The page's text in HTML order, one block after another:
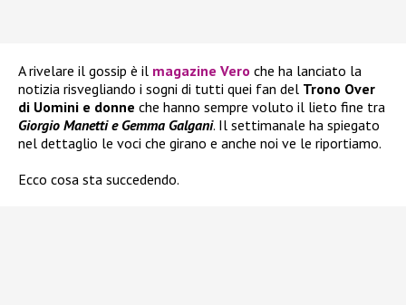
A rivelare il gossip è il magazine Vero che ha lanciato la
notizia risvegliando i sogni di tutti quei fan del Trono Over
di Uomini e donne che hanno sempre voluto il lieto fine tra
Giorgio Manetti e Gemma Galgani. Il settimanale ha spiegato
nel dettaglio le voci che girano e anche noi ve le riportiamo.
Ecco cosa sta succedendo.